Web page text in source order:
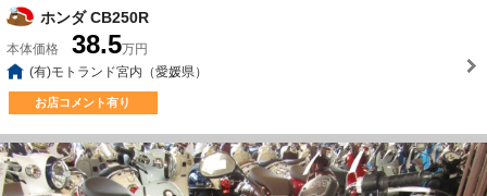
ホンダ CB250R
本体価格 38.5万円
(有)モトランド宮内（愛媛県）
お店コメント有り